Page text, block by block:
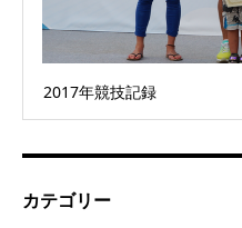
2017年競技記録
カテゴリー